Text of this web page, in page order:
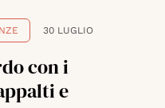
30 LUGLIO
con i
e